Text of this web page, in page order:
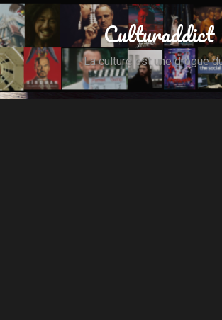
Culturaddict
La culture est une drogue